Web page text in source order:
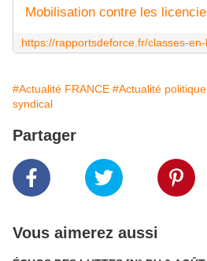
#Actualité FRANCE #Actualité politique
syndical
Partager
Vous aimerez aussi